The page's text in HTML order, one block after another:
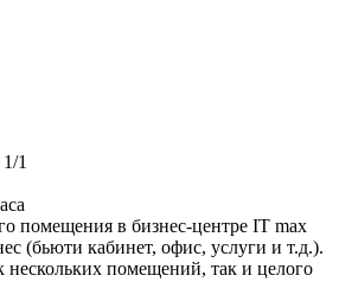
1
помещения в бизнес-центре IT max
(бьюти кабинет, офис, услуги и т.д.).
помещений, так и целого